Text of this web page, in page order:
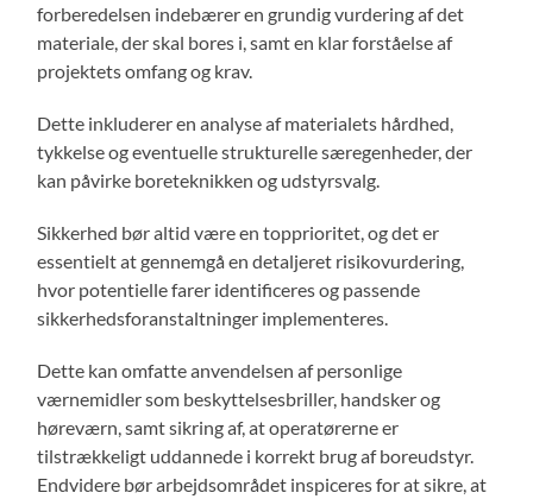
forberedelsen indebærer en grundig vurdering af det
materiale, der skal bores i, samt en klar forståelse af
projektets omfang og krav.
Dette inkluderer en analyse af materialets hårdhed,
tykkelse og eventuelle strukturelle særegenheder, der
kan påvirke boreteknikken og udstyrsvalg.
Sikkerhed bør altid være en topprioritet, og det er
essentielt at gennemgå en detaljeret risikovurdering,
hvor potentielle farer identificeres og passende
sikkerhedsforanstaltninger implementeres.
Dette kan omfatte anvendelsen af personlige
værnemidler som beskyttelsesbriller, handsker og
høreværn, samt sikring af, at operatørerne er
tilstrækkeligt uddannede i korrekt brug af boreudstyr.
Endvidere bør arbejdsområdet inspiceres for at sikre, at